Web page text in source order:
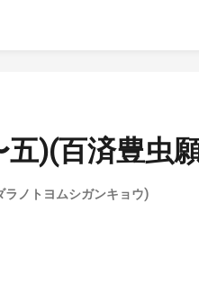
)(百済豊虫
ラノトヨムシガンキョウ)